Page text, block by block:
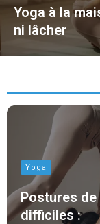
Yoga à la
ni lâcher
Yoga
Postures de
difficiles :